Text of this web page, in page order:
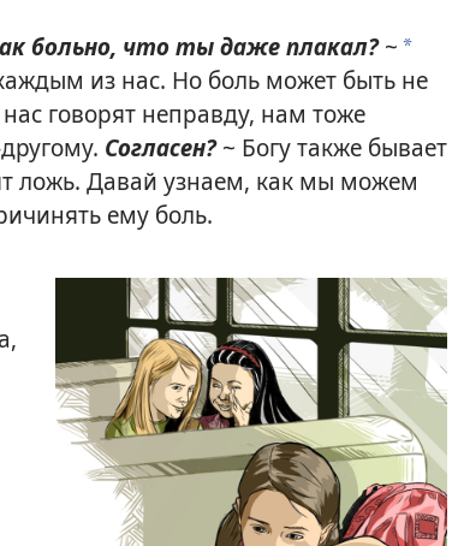
больно, что ты даже плакал?~ *
из нас. Но боль может быть не
говорят неправду, нам тоже
Согласен?~ Богу также бывает
ложь. Давай узнаем, как мы можем
ему боль.